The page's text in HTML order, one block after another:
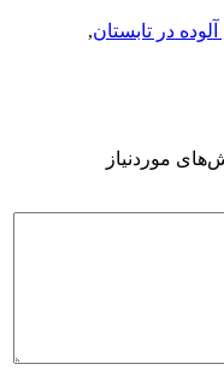
در تابستان,
موردنیاز